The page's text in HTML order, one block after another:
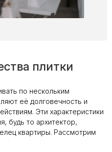
плитки
по нескольким
её долговечность и
Эти характеристики
будь то архитектор,
квартиры. Рассмотрим